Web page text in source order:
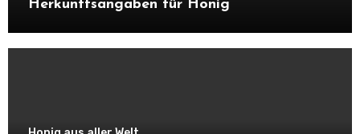
Herkunftsangaben für Honig